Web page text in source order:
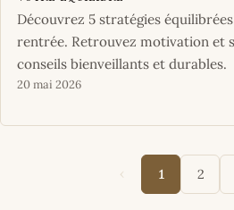
Découvrez 5 stratégies
rentrée. Retrouvez motivation et
conseils bienveillants et durables.
20 mai 2026
‹ 1 2